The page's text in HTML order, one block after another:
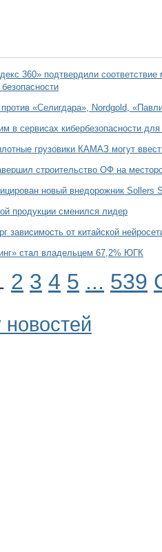
360» подтвердили
«Селигдара», Nordgold,
в сервисах кибербезопасности
грузовики КАМАЗ могут
строительство ОФ на
новый внедорожник Sollers
продукции сменился лидер
зависимость от китайской
стал владельцем 67,2% ЮГК
2 3 4 5 ... 539
новостей